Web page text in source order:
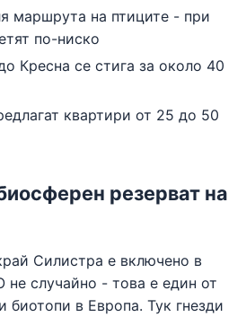
маршрута на птиците - при
по-ниско
Кресна се стига за около 40
квартири от 25 до 50
резерват на
Силистра е включено в
случайно - това е един от
биотопи в Европа. Тук гнезди